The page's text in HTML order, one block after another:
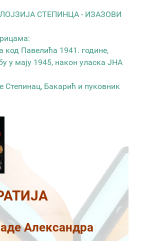
СТЕПИНЦА - ИЗАЗОВИ
код Павелића 1941. године,
у мају 1945, након уласка ЈНА
Степинац, Бакарић и пуковник
Александра